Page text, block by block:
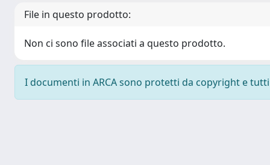
File in questo prodotto:
Non ci sono file associati a questo prodotto.
I documenti in ARCA sono protetti da copyright e